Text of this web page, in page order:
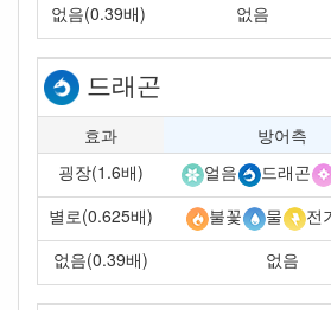
없음(0.39배)
없음
드래곤
효과 방어측
굉장(1.6배)
얼음 드래곤
별로(0.625배)
불꽃 물 전
없음(0.39배)
없음